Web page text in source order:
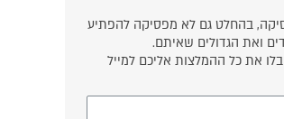
בהחלט גם לא מפסיקה להפתיע
ואת הגדולים שאיתם.
את כל ההמלצות אליכם למייל